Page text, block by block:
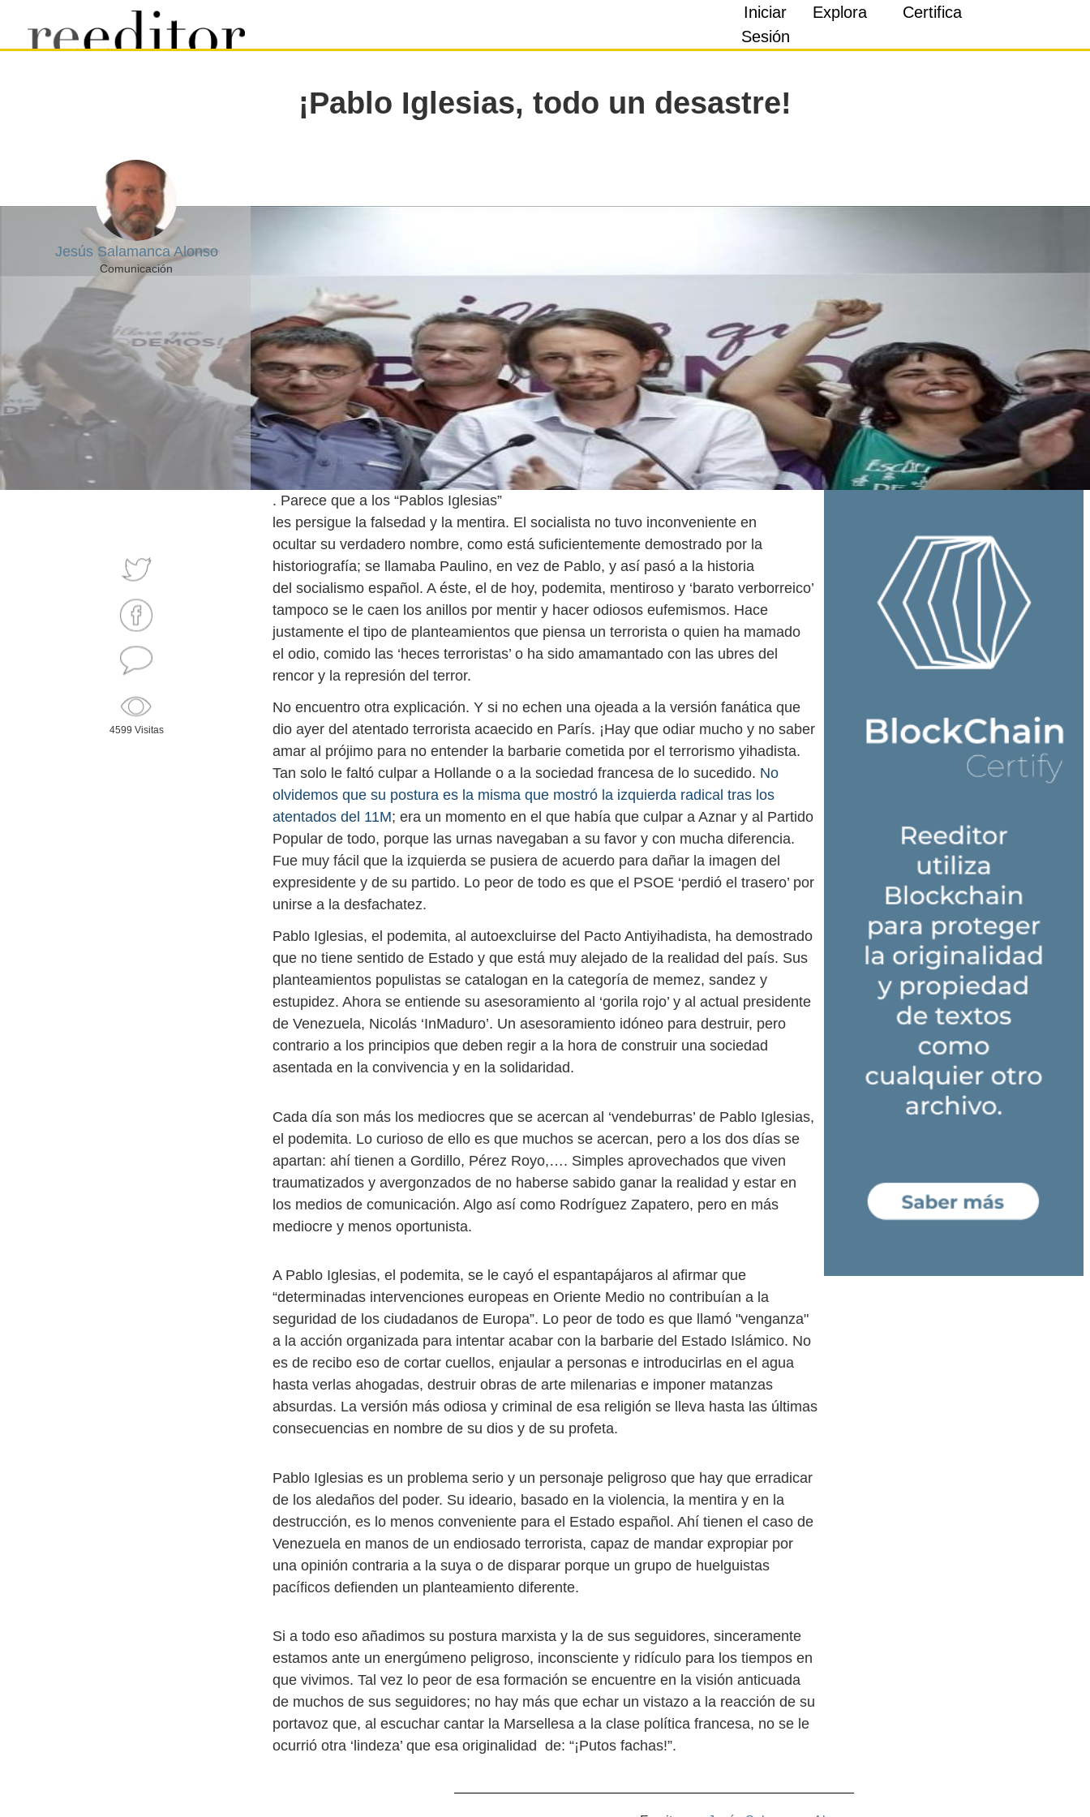
Iniciar
Sesión
Explora Certifica
Jesús Salamanca Alonso
Comunicación
¡Pablo Iglesias, todo un desastre!
4599 Visitas
. Parece que a los “Pablos Iglesias”
les persigue la falsedad y la mentira. El socialista no tuvo inconveniente en
ocultar su verdadero nombre, como está suficientemente demostrado por la
historiografía; se llamaba Paulino, en vez de Pablo, y así pasó a la historia
del socialismo español. A éste, el de hoy, podemita, mentiroso y ‘barato verborreico’
tampoco se le caen los anillos por mentir y hacer odiosos eufemismos. Hace
justamente el tipo de planteamientos que piensa un terrorista o quien ha mamado
el odio, comido las ‘heces terroristas’ o ha sido amamantado con las ubres del
rencor y la represión del terror.
No encuentro otra explicación. Y si no echen una ojeada a la versión fanática que
dio ayer del atentado terrorista acaecido en París. ¡Hay que odiar mucho y no saber
amar al prójimo para no entender la barbarie cometida por el terrorismo yihadista.
Tan solo le faltó culpar a Hollande o a la sociedad francesa de lo sucedido. No
olvidemos que su postura es la misma que mostró la izquierda radical tras los
atentados del 11M; era un momento en el que había que culpar a Aznar y al Partido
Popular de todo, porque las urnas navegaban a su favor y con mucha diferencia.
Fue muy fácil que la izquierda se pusiera de acuerdo para dañar la imagen del
expresidente y de su partido. Lo peor de todo es que el PSOE ‘perdió el trasero’ por
unirse a la desfachatez.
Pablo Iglesias, el podemita, al autoexcluirse del Pacto Antiyihadista, ha demostrado
que no tiene sentido de Estado y que está muy alejado de la realidad del país. Sus
planteamientos populistas se catalogan en la categoría de memez, sandez y
estupidez. Ahora se entiende su asesoramiento al ‘gorila rojo’ y al actual presidente
de Venezuela, Nicolás ‘InMaduro’. Un asesoramiento idóneo para destruir, pero
contrario a los principios que deben regir a la hora de construir una sociedad
asentada en la convivencia y en la solidaridad.
Cada día son más los mediocres que se acercan al ‘vendeburras’ de Pablo Iglesias,
el podemita. Lo curioso de ello es que muchos se acercan, pero a los dos días se
apartan: ahí tienen a Gordillo, Pérez Royo,…. Simples aprovechados que viven
traumatizados y avergonzados de no haberse sabido ganar la realidad y estar en
los medios de comunicación. Algo así como Rodríguez Zapatero, pero en más
mediocre y menos oportunista.
A Pablo Iglesias, el podemita, se le cayó el espantapájaros al afirmar que
“determinadas intervenciones europeas en Oriente Medio no contribuían a la
seguridad de los ciudadanos de Europa”. Lo peor de todo es que llamó "venganza"
a la acción organizada para intentar acabar con la barbarie del Estado Islámico. No
es de recibo eso de cortar cuellos, enjaular a personas e introducirlas en el agua
hasta verlas ahogadas, destruir obras de arte milenarias e imponer matanzas
absurdas. La versión más odiosa y criminal de esa religión se lleva hasta las últimas
consecuencias en nombre de su dios y de su profeta.
Pablo Iglesias es un problema serio y un personaje peligroso que hay que erradicar
de los aledaños del poder. Su ideario, basado en la violencia, la mentira y en la
destrucción, es lo menos conveniente para el Estado español. Ahí tienen el caso de
Venezuela en manos de un endiosado terrorista, capaz de mandar expropiar por
una opinión contraria a la suya o de disparar porque un grupo de huelguistas
pacíficos defienden un planteamiento diferente.
Si a todo eso añadimos su postura marxista y la de sus seguidores, sinceramente
estamos ante un energúmeno peligroso, inconsciente y ridículo para los tiempos en
que vivimos. Tal vez lo peor de esa formación se encuentre en la visión anticuada
de muchos de sus seguidores; no hay más que echar un vistazo a la reacción de su
portavoz que, al escuchar cantar la Marsellesa a la clase política francesa, no se le
ocurrió otra ‘lindeza’ que esa originalidad de: “¡Putos fachas!”.